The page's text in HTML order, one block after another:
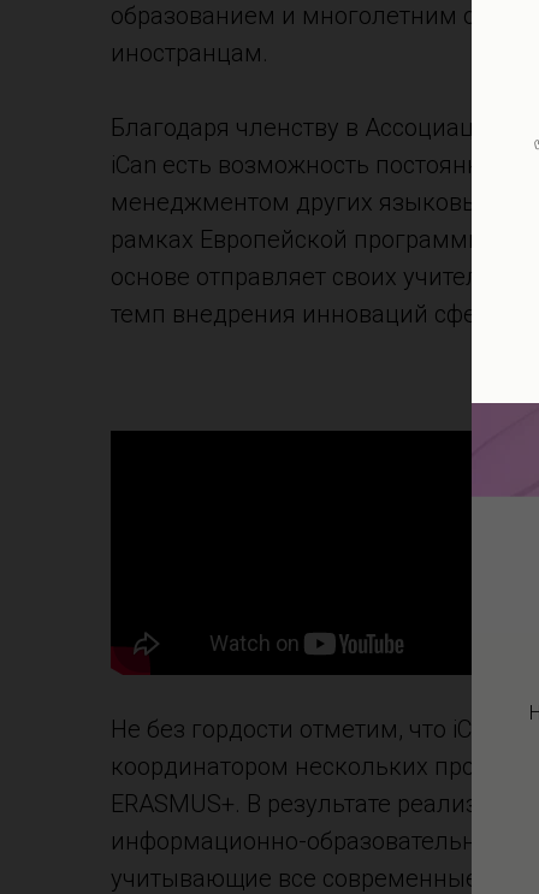
образованием и многолетним
иностранцам.
Благодаря членству в Ассоциации
iCan есть возможность постоянно
менеджментом других языковых
рамках Европейской программы
основе отправляет своих учителей
темп внедрения инноваций сферы
Не без гордости отметим, что iCan
координатором нескольких
ERASMUS+. В результате
информационно-образовательная
учитывающие все современные